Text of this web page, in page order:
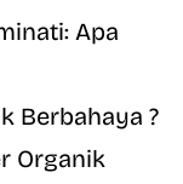
Apa
Berbahaya ?
Organik